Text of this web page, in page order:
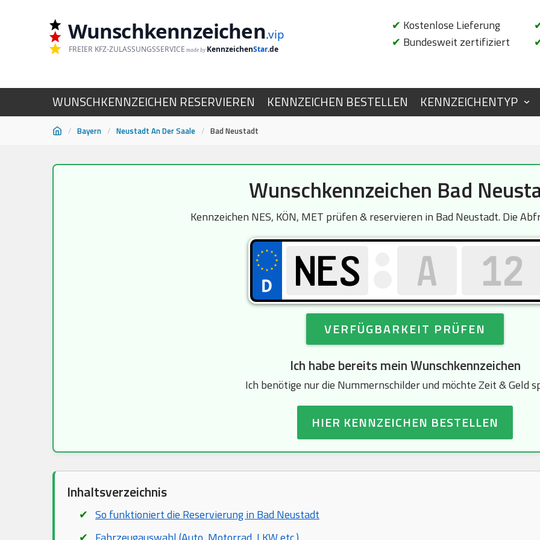
Wunschkennzeichen.vip
FREIER KFZ-ZULASSUNGSSERVICE made by KennzeichenStar.de
✔ Kostenlose Lieferung
✔ Bundesweit zertifiziert
WUNSCHKENNZEICHEN RESERVIEREN KENNZEICHEN BESTELLEN KENNZEICHENTYP
/ Bayern / Neustadt An Der Saale / Bad Neustadt
Wunschkennzeichen Bad
Kennzeichen NES, KÖN, MET prüfen & reservieren in Bad Neustadt. Die
VERFÜGBARKEIT PRÜFEN
Ich habe bereits mein Wunschkennzeichen
Ich benötige nur die Nummernschilder und möchte Zeit & Geld
HIER KENNZEICHEN BESTELLEN
Inhaltsverzeichnis
So funktioniert die Reservierung in Bad Neustadt